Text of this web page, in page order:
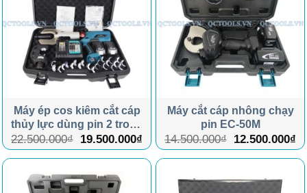
Máy ép cos kiêm cắt cáp
thủy lực dùng pin 2 trong
1 EZ400/85C
22.500.000₫ Giá
gốc
là:
22.500.000₫.
19.500.000₫
hiện
tại
19.500.000₫.
Máy cắt cáp nhông chạy
pin EC-50M
14.500.000₫ Giá
gốc
là:
12.500.000₫